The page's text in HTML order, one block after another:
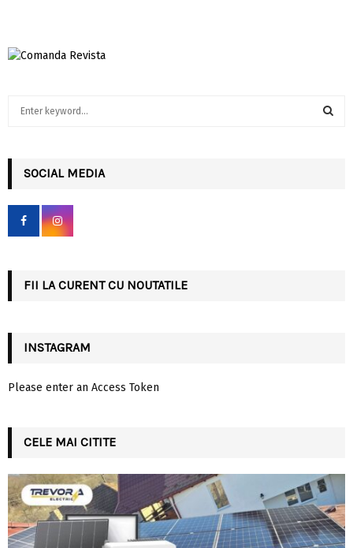
h
f
r
SOCIAL MEDIA
FII LA CURENT CU NOUTATILE
INSTAGRAM
Please enter an Access Token
CELE MAI CITITE